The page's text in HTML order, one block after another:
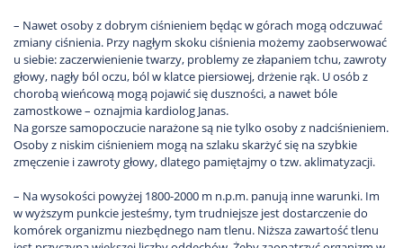
– Nawet osoby z dobrym ciśnieniem będąc w górach mogą odczuwać
zmiany ciśnienia. Przy nagłym skoku ciśnienia możemy zaobserwować
u siebie: zaczerwienienie twarzy, problemy ze złapaniem tchu, zawroty
głowy, nagły ból oczu, ból w klatce piersiowej, drżenie rąk. U osób z
chorobą wieńcową mogą pojawić się duszności, a nawet bóle
zamostkowe – oznajmia kardiolog Janas.
Na gorsze samopoczucie narażone są nie tylko osoby z nadciśnieniem.
Osoby z niskim ciśnieniem mogą na szlaku skarżyć się na szybkie
zmęczenie i zawroty głowy, dlatego pamiętajmy o tzw. aklimatyzacji.
– Na wysokości powyżej 1800-2000 m n.p.m. panują inne warunki. Im
w wyższym punkcie jesteśmy, tym trudniejsze jest dostarczenie do
komórek organizmu niezbędnego nam tlenu. Niższa zawartość tlenu